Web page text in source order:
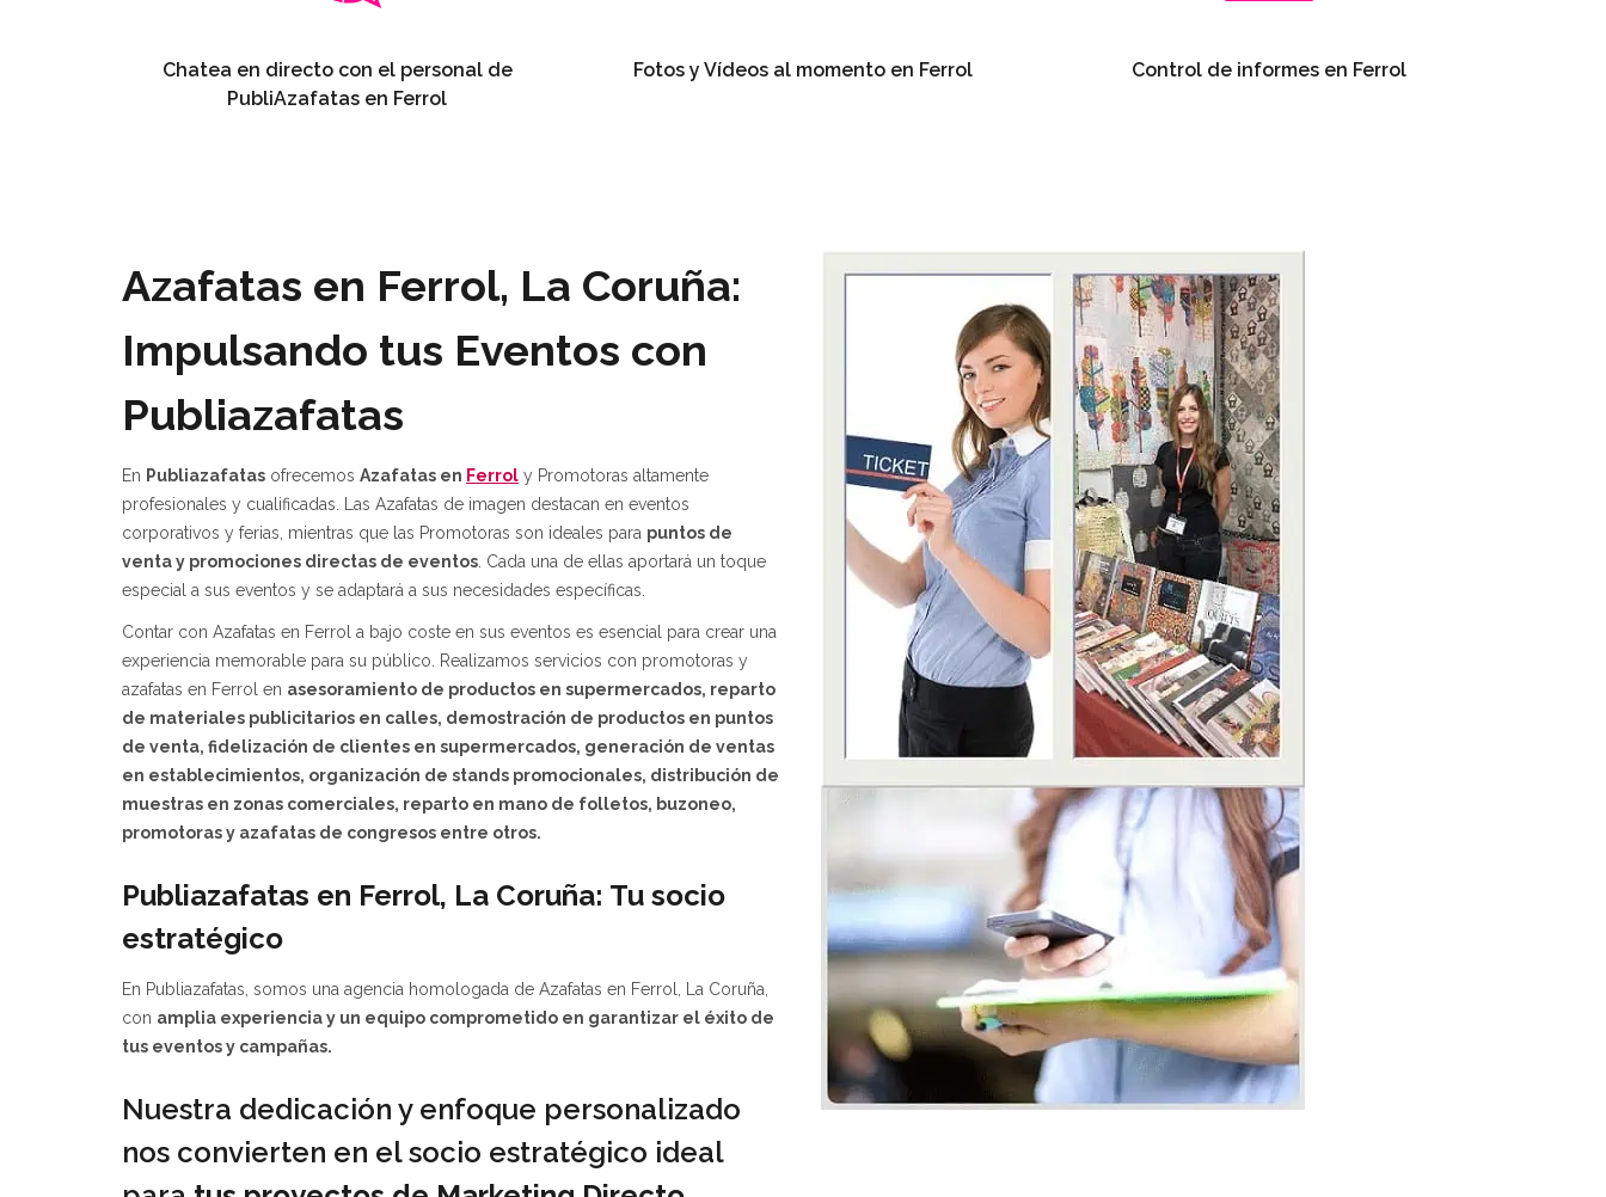
Chatea en directo con el personal de
PubliAzafatas en Ferrol
Fotos y Vídeos al momento en Ferrol Control de informes en Ferrol
Azafatas en Ferrol, La Coruña:
Impulsando tus Eventos con
Publiazafatas
En Publiazafatas ofrecemos Azafatas en Ferrol y Promotoras altamente
profesionales y cualificadas. Las Azafatas de imagen destacan en eventos
corporativos y ferias, mientras que las Promotoras son ideales para puntos de
venta y promociones directas de eventos . Cada una de ellas aportará un toque
especial a sus eventos y se adaptará a sus necesidades específicas.
Contar con Azafatas en Ferrol a bajo coste en sus eventos es esencial para crear una
experiencia memorable para su público. Realizamos servicios con promotoras y
azafatas en Ferrol en asesoramiento de productos en supermercados, reparto
de materiales publicitarios en calles, demostración de productos en puntos
de venta, fidelización de clientes en supermercados, generación de ventas
en establecimientos, organización de stands promocionales, distribución de
muestras en zonas comerciales, reparto en mano de folletos, buzoneo,
promotoras y azafatas de congresos entre otros.
Publiazafatas en Ferrol, La Coruña: Tu socio
estratégico
En Publiazafatas, somos una agencia homologada de Azafatas en Ferrol, La Coruña,
con amplia experiencia y un equipo comprometido en garantizar el éxito de
tus eventos y campañas.
Nuestra dedicación y enfoque personalizado
nos convierten en el socio estratégico ideal